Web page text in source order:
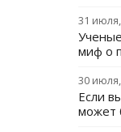
31
миф о
30
Если
может